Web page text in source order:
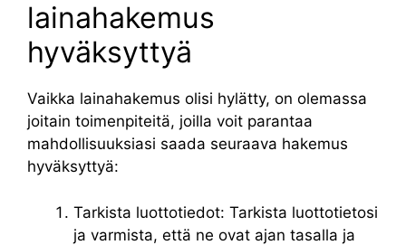
lainahakemus
hyväksyttyä
Vaikka lainahakemus olisi hylätty, on olemassa
joitain toimenpiteitä, joilla voit parantaa
mahdollisuuksiasi saada seuraava hakemus
hyväksyttyä:
Tarkista luottotiedot: Tarkista luottotietosi
ja varmista, että ne ovat ajan tasalla ja